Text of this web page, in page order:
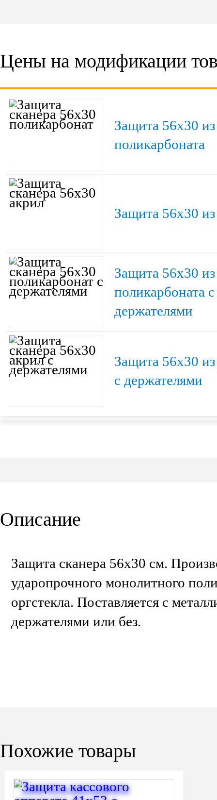
Цены на модификации
Защита 56х30 из
поликарбоната
Защита 56х30 из
Защита 56х30 из
поликарбоната с
держателями
Защита 56х30 из
с держателями
Описание
Защита сканера 56х30 см.
ударопрочного монолитного
оргстекла. Поставляется с
держателями или без.
Похожие товары